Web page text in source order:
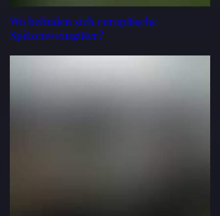
Wo befinden sich europäische
Spitzenweingüter?